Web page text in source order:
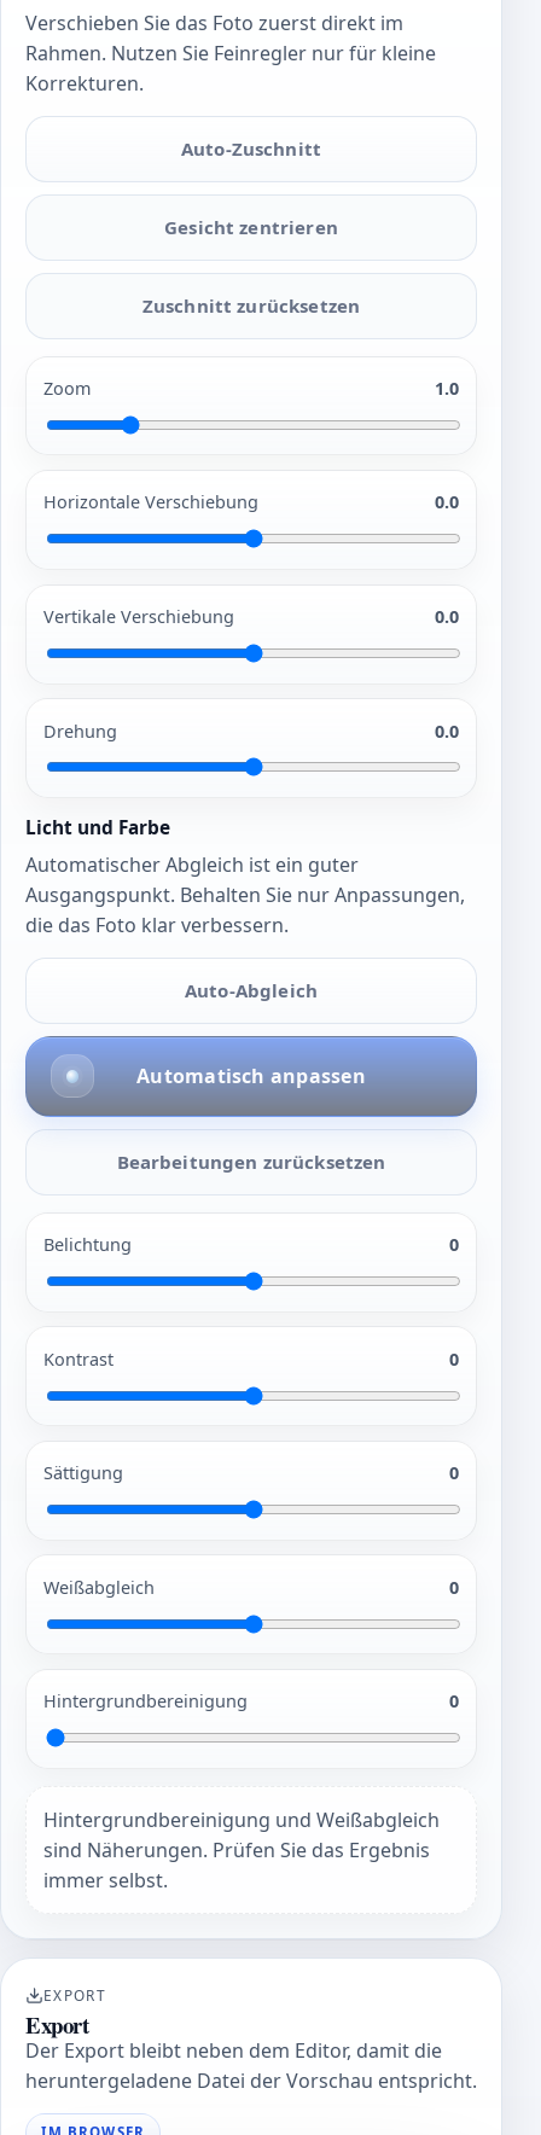
Verschieben Sie das Foto zuerst direkt im
Rahmen. Nutzen Sie Feinregler nur für kleine
Korrekturen.
Auto-Zuschnitt
Gesicht zentrieren
Zuschnitt zurücksetzen
Zoom 1.0
Horizontale Verschiebung 0.0
Vertikale Verschiebung 0.0
Drehung 0.0
Licht und Farbe
Automatischer Abgleich ist ein guter
Ausgangspunkt. Behalten Sie nur Anpassungen,
die das Foto klar verbessern.
Auto-Abgleich
Automatisch anpassen
Bearbeitungen zurücksetzen
Belichtung 0
Kontrast 0
Sättigung 0
Weißabgleich 0
Hintergrundbereinigung 0
Hintergrundbereinigung und Weißabgleich
sind Näherungen. Prüfen Sie das Ergebnis
immer selbst.
EXPORT
Export
Der Export bleibt neben dem Editor, damit die
heruntergeladene Datei der Vorschau entspricht.